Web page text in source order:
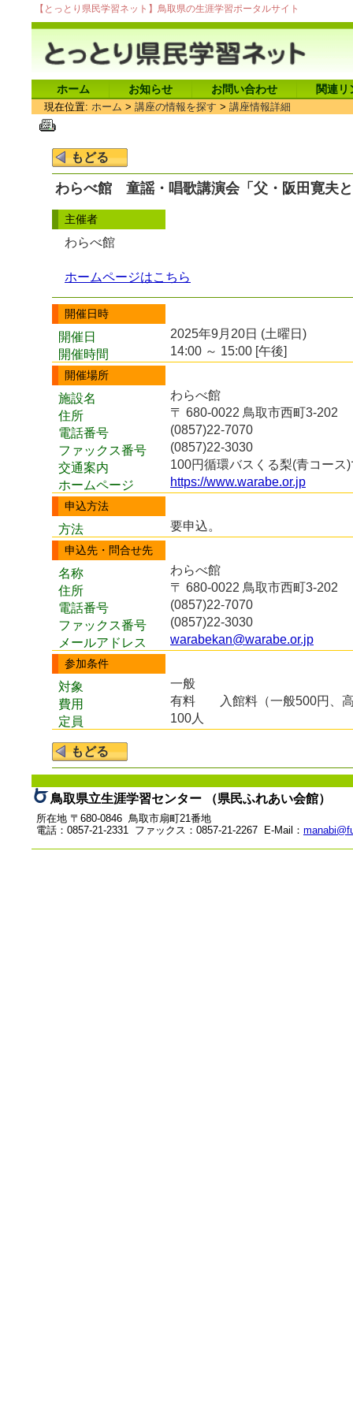
【とっとり県民学習ネット】鳥取県の生涯学習ポータルサイト
ホーム お知らせ お問い合わせ 関連リ
現在位置: ホーム > 講座の情報を探す > 講座情報詳細
わらべ館 童謡・唱歌講演会「父・阪田寛夫
主催者
わらべ館
ホームページはこちら
開催日時
開催日
2025年9月20日 (土曜日)
開催時間
14:00 ～ 15:00 [午後]
開催場所
施設名
わらべ館
住所
〒 680-0022 鳥取市西町3-202
電話番号
(0857)22-7070
ファックス番号
(0857)22-3030
交通案内
100円循環バスくる梨(青コー
ホームページ
https://www.warabe.or.jp
申込方法
方法 要申込。
申込先・問合せ先
名称
わらべ館
住所
〒 680-0022 鳥取市西町3-202
電話番号
(0857)22-7070
ファックス番号
(0857)22-3030
メールアドレス
warabekan@warabe.or.jp
参加条件
対象
一般
費用
有料
入館料（一般500円、
定員
100人
鳥取県立生涯学習センター （県民ふれあい会館）
所在地 〒680-0846 鳥取市扇町21番地
電話：0857-21-2331 ファックス：0857-21-2267 E-Mail：